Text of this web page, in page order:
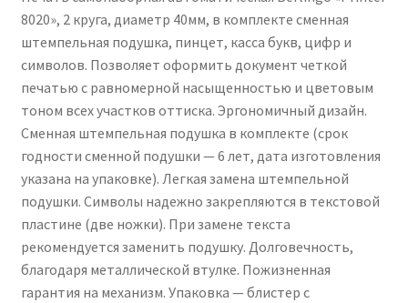
2234,00₽.
8020», 2 круга, диаметр 40мм, в комплекте сменная
штемпельная подушка, пинцет, касса букв, цифр и
символов. Позволяет оформить документ четкой
печатью с равномерной насыщенностью и цветовым
тоном всех участков оттиска. Эргономичный дизайн.
Сменная штемпельная подушка в комплекте (срок
годности сменной подушки — 6 лет, дата изготовления
указана на упаковке). Легкая замена штемпельной
подушки. Символы надежно закрепляются в текстовой
пластине (две ножки). При замене текста
рекомендуется заменить подушку. Долговечность,
благодаря металлической втулке. Пожизненная
гарантия на механизм. Упаковка — блистер с